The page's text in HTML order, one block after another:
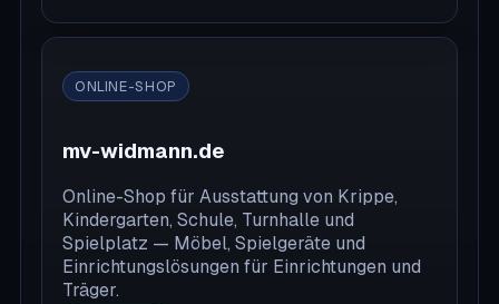
ONLINE-SHOP
mv-widmann.de
Online-Shop für Ausstattung von Krippe,
Kindergarten, Schule, Turnhalle und
Spielplatz — Möbel, Spielgeräte und
Einrichtungslösungen für Einrichtungen und
Träger.